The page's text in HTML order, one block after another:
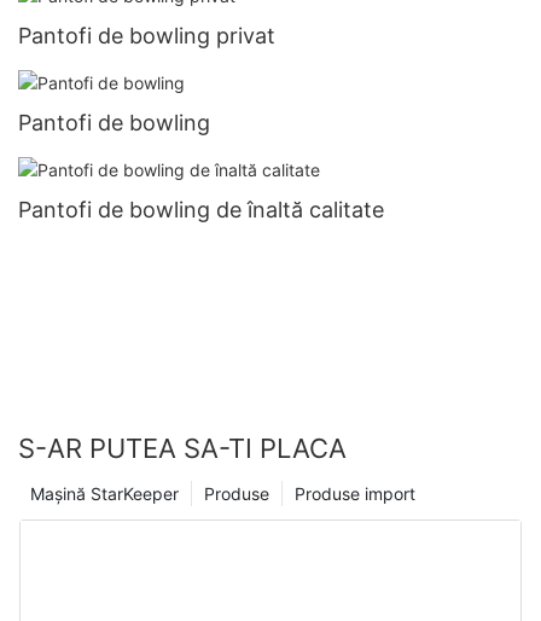
Pantofi de bowling privat
Pantofi de bowling
Pantofi de bowling de înaltă calitate
S-AR PUTEA SA-TI PLACA
Produse import
Produse
Mașină StarKeeper